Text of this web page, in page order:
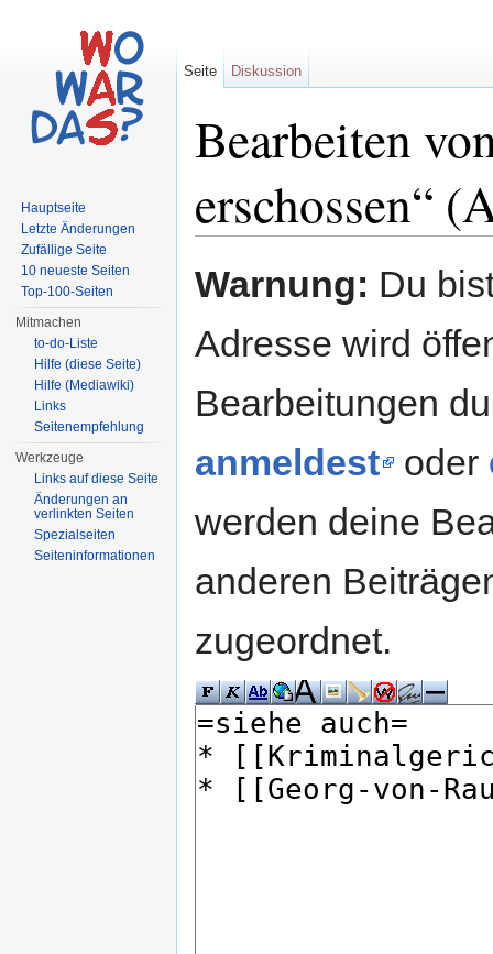
Bearbeiten
erschossen“
Warnung: Du
Adresse wird
Bearbeitungen
anmeldest
oder
werden deine
anderen
zugeordnet.
Seite Diskussion
Hauptseite
Letzte Änderungen
Zufällige Seite
10 neueste Seiten
Top-100-Seiten
Mitmachen
to-do-Liste
Hilfe (diese Seite)
Hilfe (Mediawiki)
Links
Seitenempfehlung
Werkzeuge
Links auf diese Seite
Änderungen an
verlinkten Seiten
Spezialseiten
Seiteninformationen